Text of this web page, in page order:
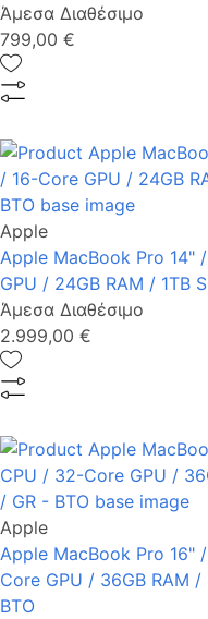
Άμεσα Διαθέσιμο
799,00 €
Apple
Apple MacBook Pro 14"
GPU / 24GB RAM / 1TB
Άμεσα Διαθέσιμο
2.999,00 €
Apple
Apple MacBook Pro 16"
Core GPU / 36GB RAM
BTO